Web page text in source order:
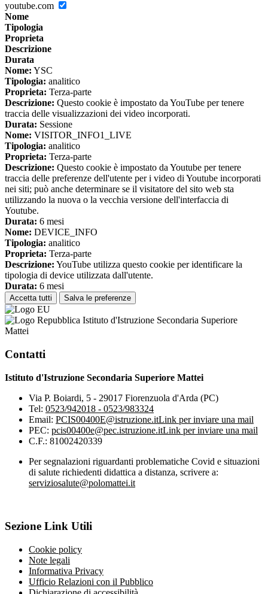
youtube.com
Nome
Tipologia
Proprieta
Descrizione
Durata
Nome: YSC
Tipologia: analitico
Proprieta: Terza-parte
Descrizione: Questo cookie è impostato da YouTube per tenere
traccia delle visualizzazioni dei video incorporati.
Durata: Sessione
Nome: VISITOR_INFO1_LIVE
Tipologia: analitico
Proprieta: Terza-parte
Descrizione: Questo cookie è impostato da Youtube per tenere
traccia delle preferenze dell'utente per i video di Youtube incorporati
nei siti; può anche determinare se il visitatore del sito web sta
utilizzando la nuova o la vecchia versione dell'interfaccia di
Youtube.
Durata: 6 mesi
Nome: DEVICE_INFO
Tipologia: analitico
Proprieta: Terza-parte
Descrizione: YouTube utilizza questo cookie per identificare la
tipologia di device utilizzata dall'utente.
Durata: 6 mesi
Accetta tutti Salva le preferenze
Istituto d'Istruzione Secondaria Superiore
Mattei
Contatti
Istituto d'Istruzione Secondaria Superiore Mattei
Via P. Boiardi, 5 - 29017 Fiorenzuola d'Arda (PC)
Tel: 0523/942018 - 0523/983324
Email: PCIS00400E@istruzione.itLink per inviare una mail
PEC: pcis00400e@pec.istruzione.itLink per inviare una mail
C.F.: 81002420339
Per segnalazioni riguardanti problematiche Covid e situazioni
di salute richiedenti didattica a distanza, scrivere a:
serviziosalute@polomattei.it
Sezione Link Utili
Cookie policy
Note legali
Informativa Privacy
Ufficio Relazioni con il Pubblico